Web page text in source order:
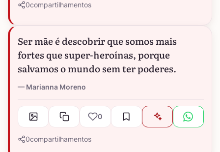
0compartilhamentos
Ser mãe é descobrir que somos mais
fortes que super-heroínas, porque
salvamos o mundo sem ter poderes.
Marianna Moreno
0
0compartilhamentos